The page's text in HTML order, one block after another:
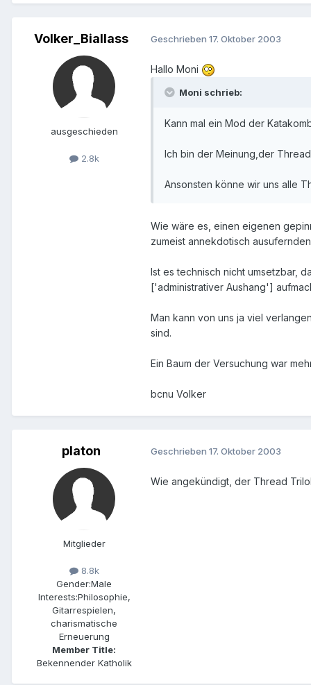
Volker_Biallass
ausgeschieden
2.8k
Geschrieben 17. Oktober 2003
Hallo Moni
Moni schrieb:
Kann mal ein Mod der
Ich bin der Meinung,der
Ansonsten könne wir uns alle
Wie wäre es, einen eigenen
zumeist annekdotisch
Ist es technisch nicht umsetzbar,
['administrativer Aushang']
Man kann von uns ja viel
sind.
Ein Baum der Versuchung war
bcnu Volker
platon
Mitglieder
8.8k
Gender:Male
Interests:Philosophie,
Gitarrespielen,
charismatische
Erneuerung
Member Title:
Bekennender Katholik
Geschrieben 17. Oktober 2003
Wie angekündigt, der Thread